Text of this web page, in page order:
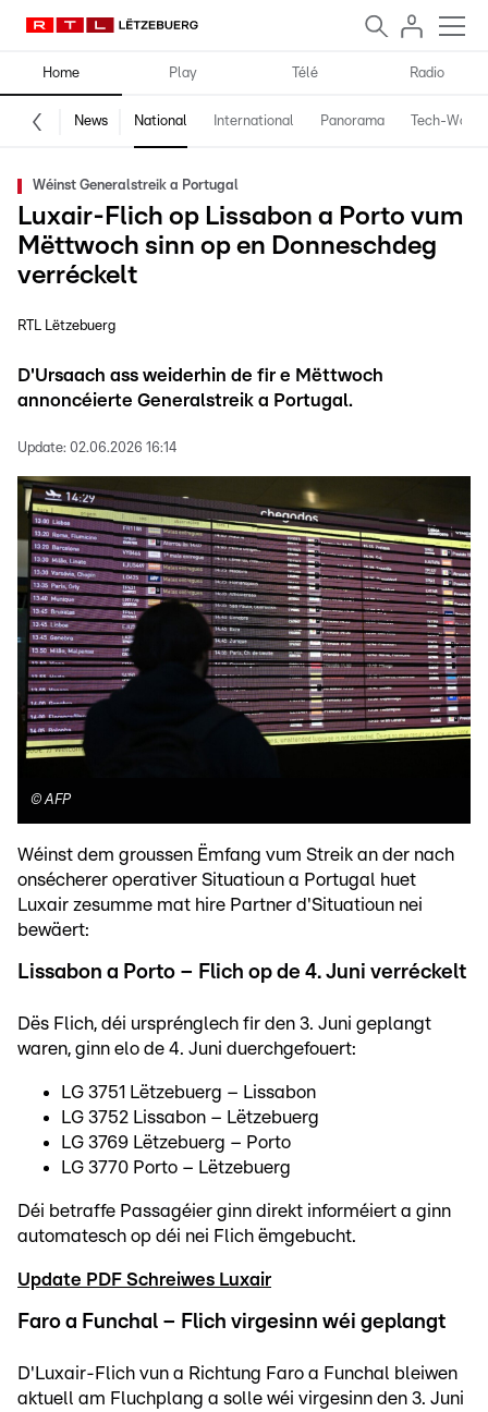
Home Play Télé Radio
News National International Panorama Tech-World
Wéinst Generalstreik a Portugal
Luxair-Flich op Lissabon a Porto vum
Mëttwoch sinn op en Donneschdeg
verréckelt
RTL Lëtzebuerg
D'Ursaach ass weiderhin de fir e Mëttwoch
annoncéierte Generalstreik a Portugal.
Update: 02.06.2026 16:14
©AFP
Wéinst dem groussen Ëmfang vum Streik an der nach
onsécherer operativer Situatioun a Portugal huet
Luxair zesumme mat hire Partner d'Situatioun nei
bewäert:
Lissabon a Porto – Flich op de 4. Juni verréckelt
Dës Flich, déi ursprénglech fir den 3. Juni geplangt
waren, ginn elo de 4. Juni duerchgefouert:
LG 3751 Lëtzebuerg – Lissabon
LG 3752 Lissabon – Lëtzebuerg
LG 3769 Lëtzebuerg – Porto
LG 3770 Porto – Lëtzebuerg
Déi betraffe Passagéier ginn direkt informéiert a ginn
automatesch op déi nei Flich ëmgebucht.
Update PDF Schreiwes Luxair
Faro a Funchal – Flich virgesinn wéi geplangt
D'Luxair-Flich vun a Richtung Faro a Funchal bleiwen
aktuell am Fluchplang a solle wéi virgesinn den 3. Juni